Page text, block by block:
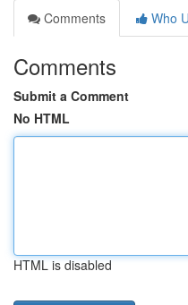
Comments
Who
Comments
Submit a Comment
No HTML
HTML is disabled